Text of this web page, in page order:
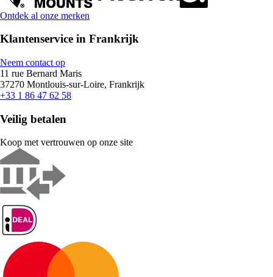
Ontdek al onze merken
Klantenservice in Frankrijk
Neem contact op
11 rue Bernard Maris
37270 Montlouis-sur-Loire, Frankrijk
+33 1 86 47 62 58
Veilig betalen
Koop met vertrouwen op onze site